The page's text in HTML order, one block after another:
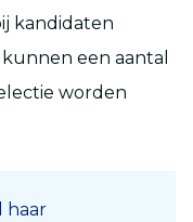
kandidaten
een aantal
worden
haar